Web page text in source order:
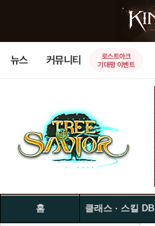
뉴스 커뮤니티
로스트아크
기대평 이벤트
홈 클래스 · 스킬 DB